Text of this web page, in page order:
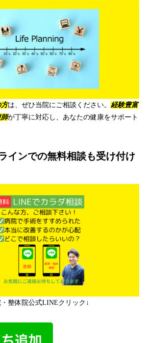
は、ぜひ当院にご相談ください。 経験豊富
が丁寧に対応し、あなたの健康をサポート
インでの無料相談も受け付け
整体院公式LINEクリック↓